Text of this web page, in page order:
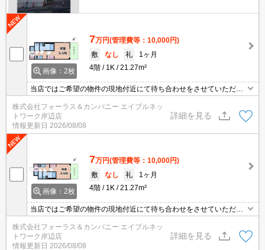
画像：2枚
7万円(管理費等：10,000円)
敷
なし 礼
1ヶ月
4階
1K 21.27m²
当店ではご希望の物件の現地付近にて待ち合わせをさせていただき
ご内覧いただくサービスや、主要駅までのお迎えサービスも実施中
です。詳しくは当店 「０１２０－９６７－０９９」にお気軽にお問
合せ下さい♪
株式会社フォーラス＆カンパニー エイブルネッ
トワーク岸辺店
情報更新日 2026/08/08
詳細を見る
画像：2枚
7万円(管理費等：10,000円)
敷
なし 礼
1ヶ月
4階
1K 21.27m²
当店ではご希望の物件の現地付近にて待ち合わせをさせていただき
ご内覧いただくサービスや、主要駅までのお迎えサービスも実施中
です。詳しくは当店 「０１２０－９６７－０９９」にお気軽にお問
合せ下さい♪
株式会社フォーラス＆カンパニー エイブルネッ
トワーク岸辺店
情報更新日 2026/08/08
詳細を見る